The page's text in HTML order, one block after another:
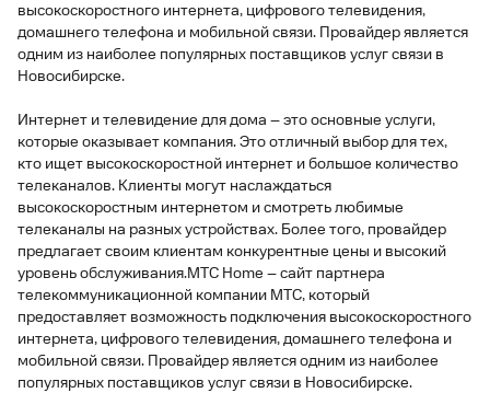
высокоскоростного интернета, цифрового телевидения,
домашнего телефона и мобильной связи. Провайдер является
одним из наиболее популярных поставщиков услуг связи в
Новосибирске.
Интернет и телевидение для дома – это основные услуги,
которые оказывает компания. Это отличный выбор для тех,
кто ищет высокоскоростной интернет и большое количество
телеканалов. Клиенты могут наслаждаться
высокоскоростным интернетом и смотреть любимые
телеканалы на разных устройствах. Более того, провайдер
предлагает своим клиентам конкурентные цены и высокий
уровень обслуживания.МТС Home – сайт партнера
телекоммуникационной компании МТС, который
предоставляет возможность подключения высокоскоростного
интернета, цифрового телевидения, домашнего телефона и
мобильной связи. Провайдер является одним из наиболее
популярных поставщиков услуг связи в Новосибирске.